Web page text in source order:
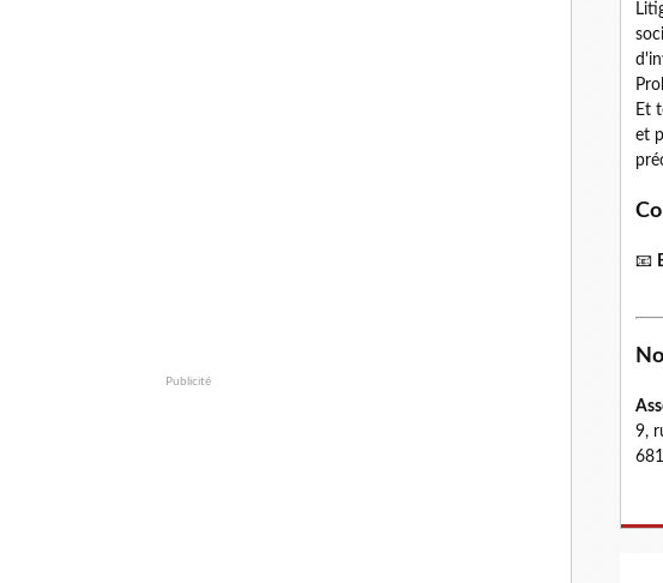
Publicité
Et
et
📧
9,